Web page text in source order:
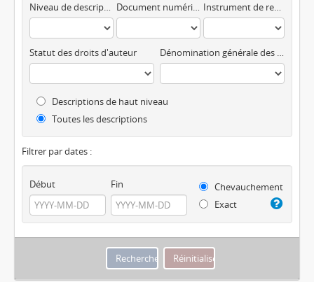
Niveau de description Document numérique disponible Instrument de recherche
Statut des droits d'auteur Dénomination générale des documents
Descriptions de haut niveau
Toutes les descriptions
Filtrer par dates :
Début Fin
Chevauchement
Exact